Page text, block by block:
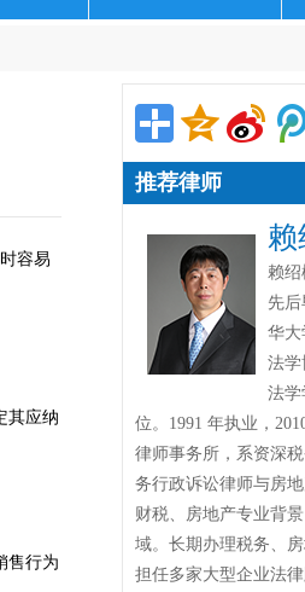
容易
其应纳
售行为
推荐律师
赖
赖绍
先
华大
法学
法学
位。1991 年执业，
律师事务所，系资深
务行政诉讼律师与房
财税、房地产专业背
域。长期办理税务、
担任多家大型企业法